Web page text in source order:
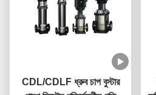
CDL/CDLF ধ্রুব চাপ বুস্টার